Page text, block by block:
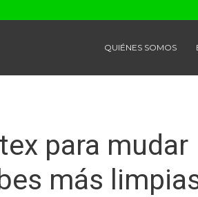
QUIÉNES SOMOS
para mudar
más